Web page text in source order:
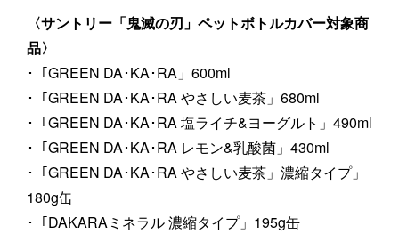
〈サントリー「鬼滅の刃」ペットボトルカバー対象商
品〉
･「GREEN DA･KA･RA」600ml
･「GREEN DA･KA･RA やさしい麦茶」680ml
･「GREEN DA･KA･RA 塩ライチ&ヨーグルト」490ml
･「GREEN DA･KA･RA レモン&乳酸菌」430ml
･「GREEN DA･KA･RA やさしい麦茶」濃縮タイプ」
180g缶
･「DAKARAミネラル 濃縮タイプ」195g缶